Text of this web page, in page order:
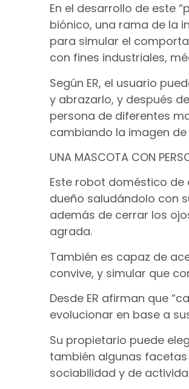
En el desarrollo de este
biónico, una rama de la
para simular el
con fines industriales,
Según ER, el usuario
y abrazarlo, y después
persona de diferentes
cambiando la imagen
UNA MASCOTA CON
Este robot doméstico de
dueño saludándolo con
además de cerrar los
agrada.
También es capaz de
convive, y simular que
Desde ER afirman que
evolucionar en base a
Su propietario puede
también algunas
sociabilidad y de